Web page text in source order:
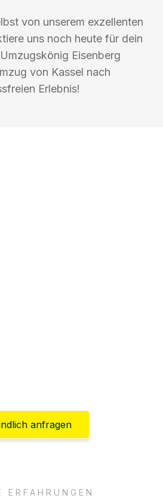
von unserem exzellenten
uns noch heute für dein
Eisenberg
von Kassel nach
Erlebnis!
anfragen
ERFAHRUNGEN